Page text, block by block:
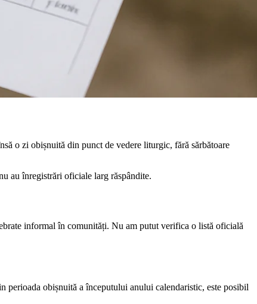
o zi obișnuită din punct de vedere liturgic, fără sărbătoare
au înregistrări oficiale larg răspândite.
informal în comunități. Nu am putut verifica o listă oficială
perioada obișnuită a începutului anului calendaristic, este posibil